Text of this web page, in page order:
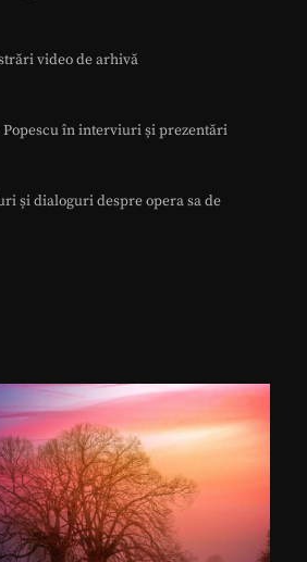
video de arhivă
în interviuri și prezentări
și dialoguri despre opera sa de